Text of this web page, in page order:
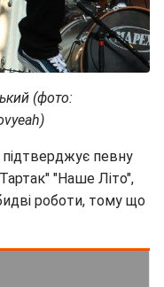
(фото:
певну
"Наше Літо",
роботи, тому що